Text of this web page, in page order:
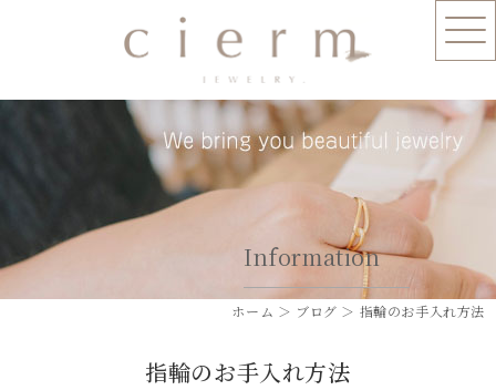
Information
ホーム ＞ ブログ ＞ 指輪のお手入れ方法
指輪のお手入れ方法